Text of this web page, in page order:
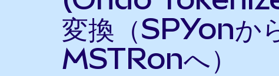
変換（SPYonか
MSTRonへ）